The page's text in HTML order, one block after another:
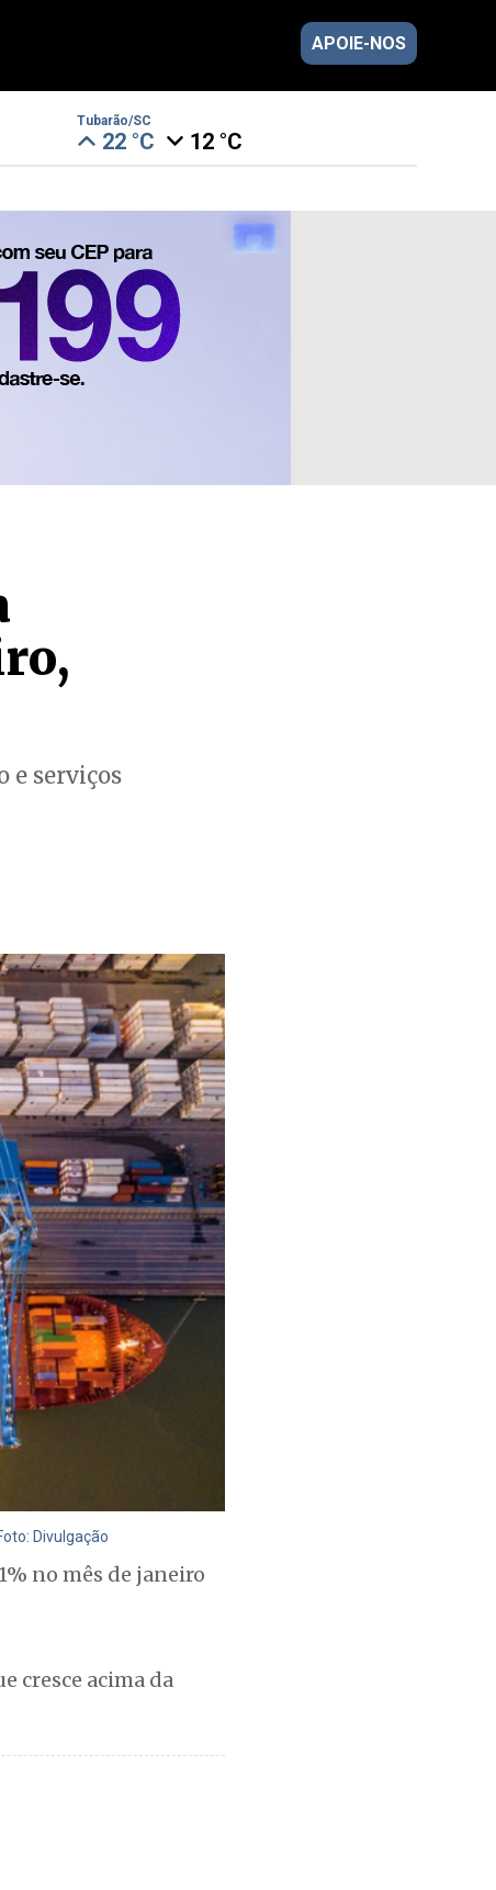
APOIE-NOS
Tubarão/SC
22 °C 12 °C
e serviços
Divulgação
no mês de janeiro
cresce acima da